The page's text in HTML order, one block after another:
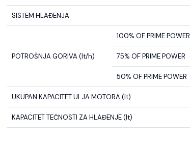
SISTEM HLAĐENJA
POTROŠNJA GORIVA (lt/h)
100% OF PRIME POWER
75% OF PRIME POWER
50% OF PRIME POWER
UKUPAN KAPACITET ULJA MOTORA (lt)
KAPACITET TEČNOSTI ZA HLAĐENJE (lt)